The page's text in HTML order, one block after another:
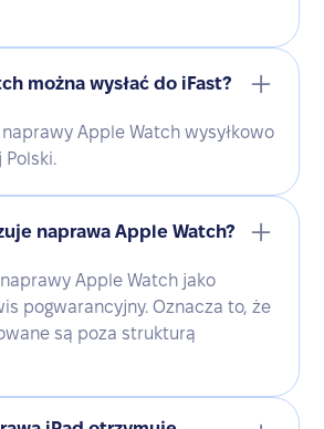
można wysłać do iFast?
naprawy Apple Watch wysyłkowo
Polski.
naprawa Apple Watch?
Apple Watch jako
pogwarancyjny. Oznacza to, że
są poza strukturą